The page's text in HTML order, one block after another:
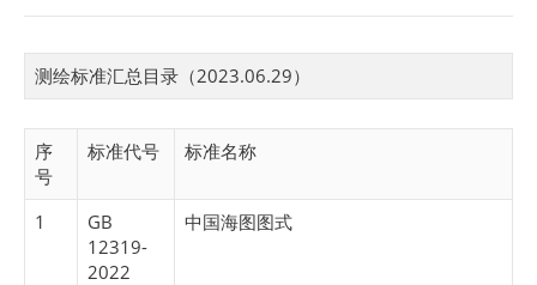
测绘标准汇总目录（2023.06.29）
序
号
标准代号 标准名称
1
GB
12319-
2022
中国海图图式